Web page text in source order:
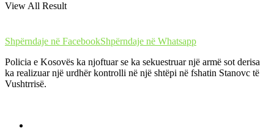
View All Result
Shpërndaje në FacebookShpërndaje në Whatsapp
Policia e Kosovës ka njoftuar se ka sekuestruar një armë sot derisa
ka realizuar një urdhër kontrolli në një shtëpi në fshatin Stanovc të
Vushtrrisë.